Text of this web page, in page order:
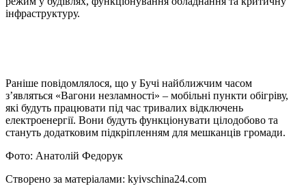
інфраструктуру.
Раніше повідомлялося, що у Бучі найближчим часом
з’являться «Вагони незламності» – мобільні пункти обігріву,
які будуть працювати під час тривалих відключень
електроенергії. Вони будуть функціонувати цілодобово та
стануть додатковим підкріпленням для мешканців громади.
Фото: Анатолій Федорук
Створено за матеріалами: kyivschina24.com